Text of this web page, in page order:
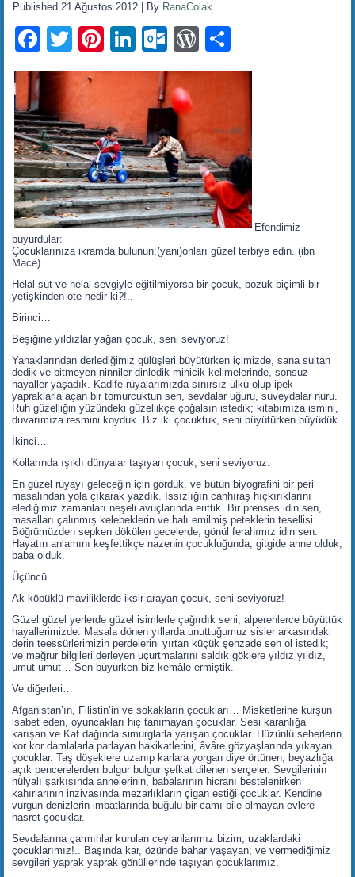
Published 21 Ağustos 2012 By RanaColak
Facebook
TwitterPinterest
LinkedIn
Outlook.com
WordPress
Efendimiz
buyurdular:
Çocuklarınıza ikramda bulunun;(yani)onları güzel terbiye edin. (ibn
Mace)
Helal süt ve helal sevgiyle eğitilmiyorsa bir çocuk, bozuk biçimli bir
yetişkinden öte nedir ki?!..
Birinci…
Beşiğine yıldızlar yağan çocuk, seni seviyoruz!
Yanaklarından derlediğimiz gülüşleri büyütürken içimizde, sana sultan
dedik ve bitmeyen ninniler dinledik minicik kelimelerinde, sonsuz
hayaller yaşadık. Kadife rüyalarımızda sınırsız ülkü olup ipek
yapraklarla açan bir tomurcuktun sen, sevdalar uğuru, süveydalar nuru.
Ruh güzelliğin yüzündeki güzellikçe çoğalsın istedik; kitabımıza ismini,
duvarımıza resmini koyduk. Biz iki çocuktuk, seni büyütürken büyüdük.
İkinci…
Kollarında ışıklı dünyalar taşıyan çocuk, seni seviyoruz.
En güzel rüyayı geleceğin için gördük, ve bütün biyografini bir peri
masalından yola çıkarak yazdık. Issızlığın canhıraş hıçkırıklarını
elediğimiz zamanları neşeli avuçlarında erittik. Bir prenses idin sen,
masalları çalınmış kelebeklerin ve balı emilmiş peteklerin tesellisi.
Böğrümüzden sepken dökülen gecelerde, gönül ferahımız idin sen.
Hayatın anlamını keşfettikçe nazenin çocukluğunda, gitgide anne olduk,
baba olduk.
Üçüncü…
Ak köpüklü maviliklerde iksir arayan çocuk, seni seviyoruz!
Güzel güzel yerlerde güzel isimlerle çağırdık seni, alperenlerce büyüttük
hayallerimizde. Masala dönen yıllarda unuttuğumuz sisler arkasındaki
derin teessürlerimizin perdelerini yırtan küçük şehzade sen ol istedik;
ve mağrur bilgileri derleyen uçurtmalarını saldık göklere yıldız yıldız,
umut umut… Sen büyürken biz kemâle ermiştik.
Ve diğerleri…
Afganistan’ın, Filistin’in ve sokakların çocukları… Misketlerine kurşun
isabet eden, oyuncakları hiç tanımayan çocuklar. Sesi karanlığa
karışan ve Kaf dağında simurglarla yarışan çocuklar. Hüzünlü seherlerin
kor kor damlalarla parlayan hakikatlerini, âvâre gözyaşlarında yıkayan
çocuklar. Taş döşeklere uzanıp karlara yorgan diye örtünen, beyazlığa
açık pencerelerden bulgur bulgur şefkat dilenen serçeler. Sevgilerinin
hülyalı şarkısında annelerinin, babalarının hicranı bestelenirken
kahırlarının inzivasında mezarlıkların çigan estiği çocuklar. Kendine
vurgun denizlerin imbatlarında buğulu bir camı bile olmayan evlere
hasret çocuklar.
Sevdalarına çarmıhlar kurulan ceylanlarımız bizim, uzaklardaki
çocuklarımız!.. Başında kar, özünde bahar yaşayan; ve vermediğimiz
sevgileri yaprak yaprak gönüllerinde taşıyan çocuklarımız.